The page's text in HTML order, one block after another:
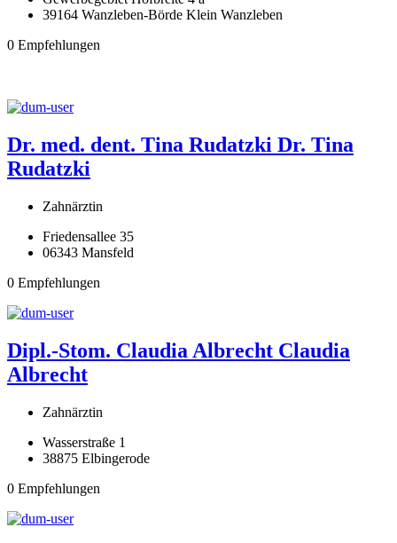
39164 Wanzleben-Börde Klein Wanzleben
0 Empfehlungen
Dr. med. dent. Tina Rudatzki Dr. Tina
Rudatzki
Zahnärztin
Friedensallee 35
06343 Mansfeld
0 Empfehlungen
Dipl.-Stom. Claudia Albrecht Claudia
Albrecht
Zahnärztin
Wasserstraße 1
38875 Elbingerode
0 Empfehlungen